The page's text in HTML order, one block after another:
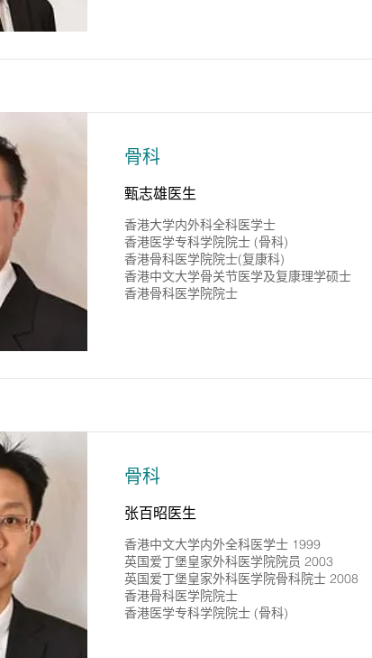
骨科
甄志雄医生
香港大学内外科全科医学士
香港医学专科学院院士 (骨科)
香港骨科医学院院士(复康科)
香港中文大学骨关节医学及复康理学硕士
香港骨科医学院院士
骨科
张百昭医生
香港中文大学内外全科医学士 1999
英国爱丁堡皇家外科医学院院员 2003
英国爱丁堡皇家外科医学院骨科院士 2008
香港骨科医学院院士
香港医学专科学院院士 (骨科)